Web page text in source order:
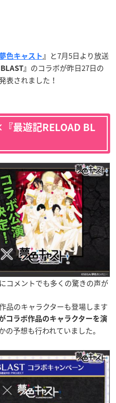
夢色キャスト 』
と7月5日より放送
』 のコラボが昨日27日の
表されました！
最遊記RELOAD BL
コメントでも多くの驚きの声が
品のキャラクターも登場します
コラボ作品のキャラクターを演
の予想も行われていました。